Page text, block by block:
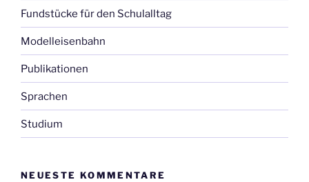
Fundstücke für den Schulalltag
Modelleisenbahn
Publikationen
Sprachen
Studium
NEUESTE KOMMENTARE